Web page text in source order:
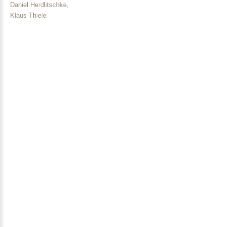
Daniel Herdlitschke,
Klaus Thiele